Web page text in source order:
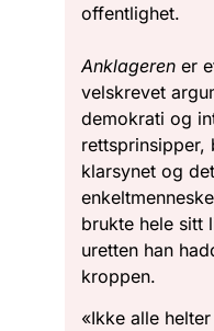
offentlighet.
Anklageren er
velskrevet
demokrati og
rettsprinsipper,
klarsynet og
brukte hele sitt
uretten han
kroppen.
«Ikke alle